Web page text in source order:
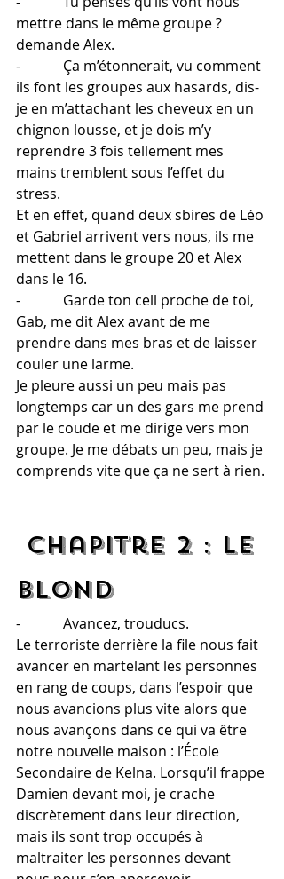
mettre dans le même groupe ?
demande Alex.
-            Ça m’étonnerait, vu comment
ils font les groupes aux hasards, dis-
je en m’attachant les cheveux en un
chignon lousse, et je dois m’y
reprendre 3 fois tellement mes
mains tremblent sous l’effet du
stress.
Et en effet, quand deux sbires de Léo
et Gabriel arrivent vers nous, ils me
mettent dans le groupe 20 et Alex
dans le 16.
-            Garde ton cell proche de toi,
Gab, me dit Alex avant de me
prendre dans mes bras et de laisser
couler une larme.
Je pleure aussi un peu mais pas
longtemps car un des gars me prend
par le coude et me dirige vers mon
groupe. Je me débats un peu, mais je
comprends vite que ça ne sert à rien.
Chapitre 2 : Le
blond
-            Avancez, trouducs.
Le terroriste derrière la file nous fait
avancer en martelant les personnes
en rang de coups, dans l’espoir que
nous avancions plus vite alors que
nous avançons dans ce qui va être
notre nouvelle maison : l’École
Secondaire de Kelna. Lorsqu’il frappe
Damien devant moi, je crache
discrètement dans leur direction,
mais ils sont trop occupés à
maltraiter les personnes devant